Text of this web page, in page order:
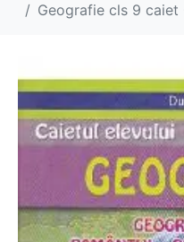
Geografie cls 9 caiet